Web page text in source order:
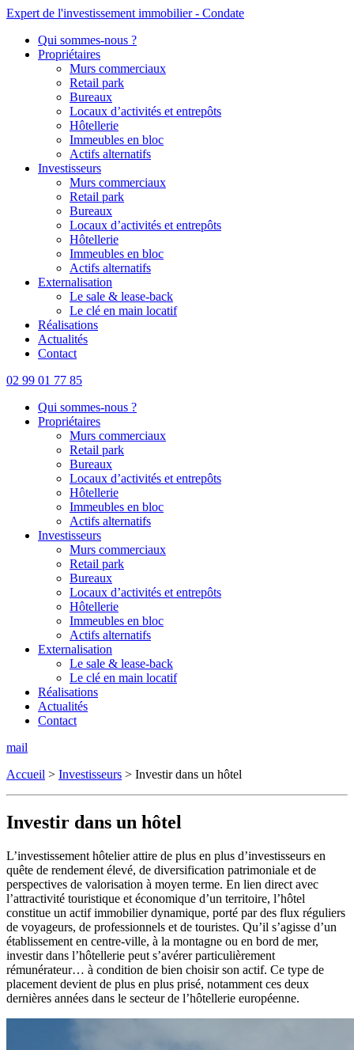
Expert de l'investissement immobilier - Condate
Qui sommes-nous ?
Propriétaires
Murs commerciaux
Retail park
Bureaux
Locaux d’activités et entrepôts
Hôtellerie
Immeubles en bloc
Actifs alternatifs
Investisseurs
Murs commerciaux
Retail park
Bureaux
Locaux d’activités et entrepôts
Hôtellerie
Immeubles en bloc
Actifs alternatifs
Externalisation
Le sale & lease-back
Le clé en main locatif
Réalisations
Actualités
Contact
02 99 01 77 85
Qui sommes-nous ?
Propriétaires
Murs commerciaux
Retail park
Bureaux
Locaux d’activités et entrepôts
Hôtellerie
Immeubles en bloc
Actifs alternatifs
Investisseurs
Murs commerciaux
Retail park
Bureaux
Locaux d’activités et entrepôts
Hôtellerie
Immeubles en bloc
Actifs alternatifs
Externalisation
Le sale & lease-back
Le clé en main locatif
Réalisations
Actualités
Contact
mail
Accueil > Investisseurs > Investir dans un hôtel
Investir dans un hôtel
L’investissement hôtelier attire de plus en plus d’investisseurs en
quête de rendement élevé, de diversification patrimoniale et de
perspectives de valorisation à moyen terme. En lien direct avec
l’attractivité touristique et économique d’un territoire, l’hôtel
constitue un actif immobilier dynamique, porté par des flux réguliers
de voyageurs, de professionnels et de touristes. Qu’il s’agisse d’un
établissement en centre-ville, à la montagne ou en bord de mer,
investir dans l’hôtellerie peut s’avérer particulièrement
rémunérateur… à condition de bien choisir son actif. Ce type de
placement devient de plus en plus prisé, notamment ces deux
dernières années dans le secteur de l’hôtellerie européenne.